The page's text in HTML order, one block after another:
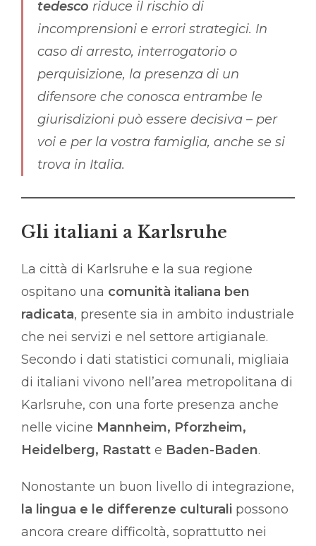
tedesco riduce il rischio di
incomprensioni e errori strategici. In
caso di arresto, interrogatorio o
perquisizione, la presenza di un
difensore che conosca entrambe le
giurisdizioni può essere decisiva – per
voi e per la vostra famiglia, anche se si
trova in Italia.
Gli italiani a Karlsruhe
La città di Karlsruhe e la sua regione
ospitano una comunità italiana ben
radicata, presente sia in ambito industriale
che nei servizi e nel settore artigianale.
Secondo i dati statistici comunali, migliaia
di italiani vivono nell’area metropolitana di
Karlsruhe, con una forte presenza anche
nelle vicine Mannheim, Pforzheim,
Heidelberg, Rastatt e Baden-Baden.
Nonostante un buon livello di integrazione,
la lingua e le differenze culturali possono
ancora creare difficoltà, soprattutto nei